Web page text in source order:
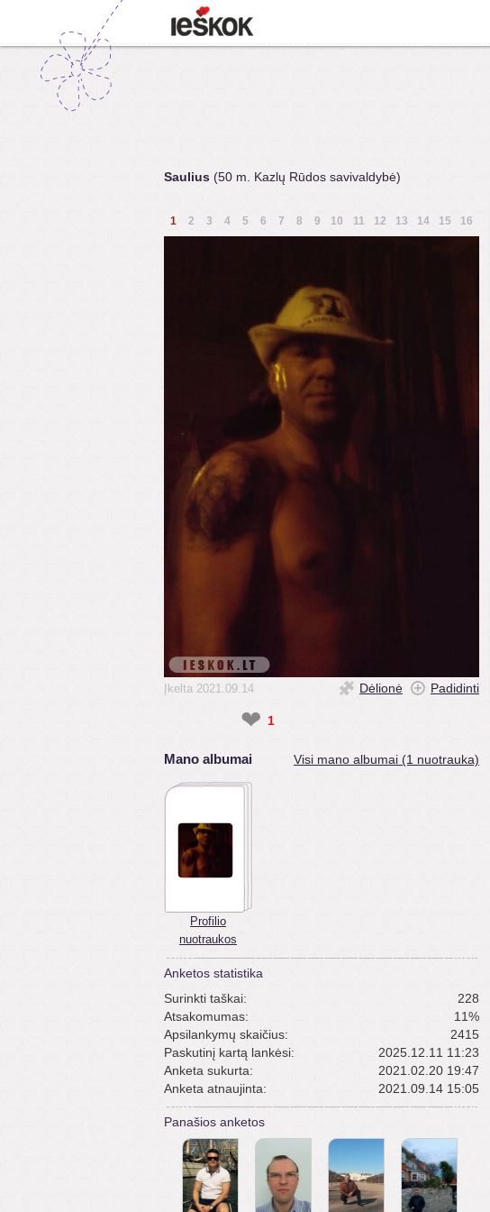
Saulius (50 m. Kazlų Rūdos savivaldybė)
1 2 3 4 5 6 7 8 9 10 11 12 13 14 15 16
Įkelta 2021.09.14 Dėlionė Padidinti
❤ 1
Mano albumai Visi mano albumai (1 nuotrauka)
Profilio
nuotraukos
Anketos statistika
Surinkti taškai:
228
Atsakomumas:
11%
Apsilankymų skaičius:
2415
Paskutinį kartą lankėsi:
2025.12.11 11:23
Anketa sukurta:
2021.02.20 19:47
Anketa atnaujinta:
2021.09.14 15:05
Panašios anketos